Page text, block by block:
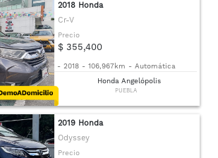
2018 Honda
Cr-V
Precio
$ 355,400
- 2018 - 106,967km - Automática
Honda Angelópolis
PUEBLA
2019 Honda
Odyssey
Precio